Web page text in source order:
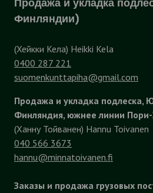
Продажа и укладка
Финляндии)
(Хейкки Кела) Heikki Kela
0400 287 221
suomenkunttapiha@gmail.com
Продажа и укладка подлеска,
Финляндия, южнее линии
(Ханну Тойванен) Hannu Toivanen
040 566 3673
hannu@minnatoivanen.fi
Заказы и продажа грузовых